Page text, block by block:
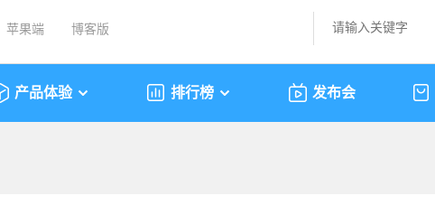
苹果端 博客版
产品体验 排行榜 发布会